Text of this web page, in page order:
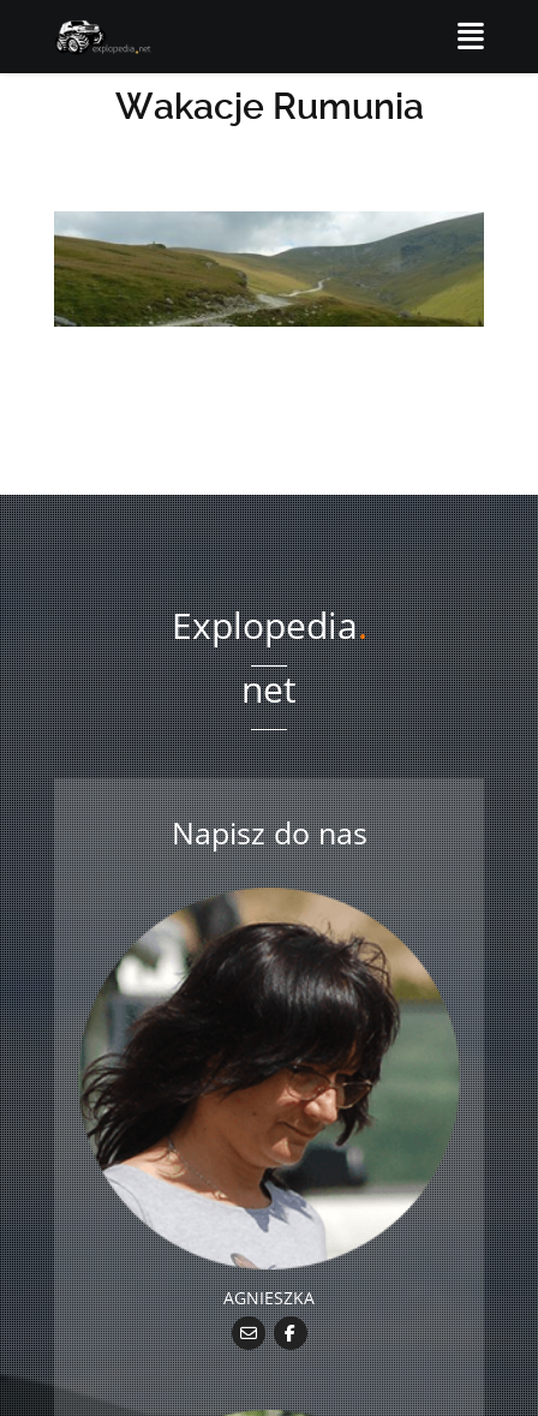
Wakacje Rumunia
Explopedia.
net
Napisz do nas
AGNIESZKA